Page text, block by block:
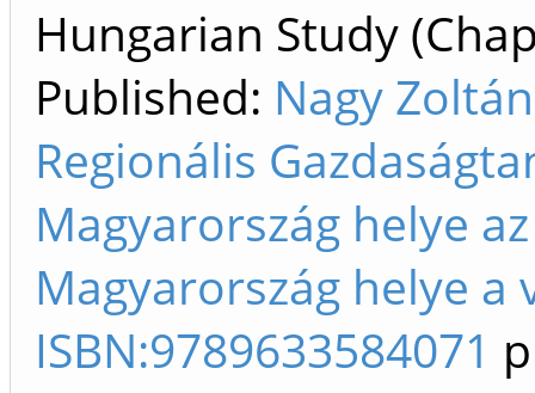
Hungarian Study
Published: Nagy
Regionális
Magyarország helye
Magyarország helye a
ISBN:9789633584071